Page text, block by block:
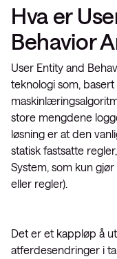
Hva er
Behavior
User Entity and
teknologi som,
store mengdene
løsning er at den
statisk fastsatte
System, som kun
eller regler).
Det er et kappløp å
atferdesendringer i